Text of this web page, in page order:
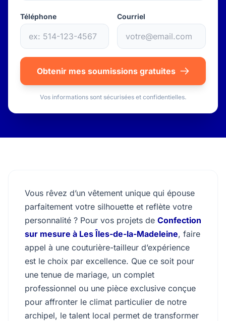
Téléphone Courriel
Obtenir mes soumissions gratuites
Vos informations sont sécurisées et confidentielles.
Vous rêvez d’un vêtement unique qui épouse
parfaitement votre silhouette et reflète votre
personnalité ? Pour vos projets de Confection
sur mesure à Les Îles-de-la-Madeleine, faire
appel à une couturière-tailleur d’expérience
est le choix par excellence. Que ce soit pour
une tenue de mariage, un complet
professionnel ou une pièce exclusive conçue
pour affronter le climat particulier de notre
archipel, le talent local permet de transformer